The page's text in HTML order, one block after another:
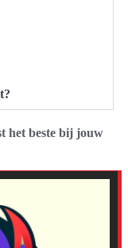
het beste bij jouw